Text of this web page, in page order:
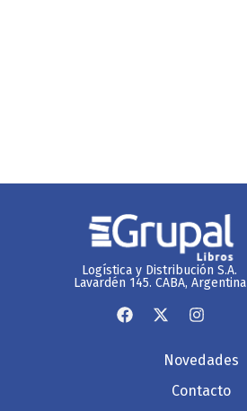
Logística y Distribución S.A.
Lavardén 145. CABA, Argentina
Novedades
Contacto